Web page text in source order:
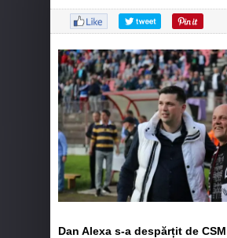
Dan Alexa s-a despărțit de